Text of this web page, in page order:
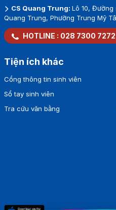
CS Quang Trung: Lô 10, Đường
Quang Trung, Phường Trung Mỹ
HOTLINE : 028 7300 7272
Tiện ích khác
Cổng thông tin sinh viên
Sổ tay sinh viên
Tra cứu văn bằng